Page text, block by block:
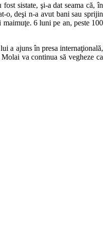
sistate, şi-a dat seama că, în
o, deşi n-a avut bani sau sprijin
6 luni pe an, peste 100
a ajuns în presa internaţională,
va continua să vegheze ca